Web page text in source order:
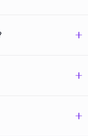
권리는 계약으로
을 검증하고, 목표 품질
습니다 — 블루프린트